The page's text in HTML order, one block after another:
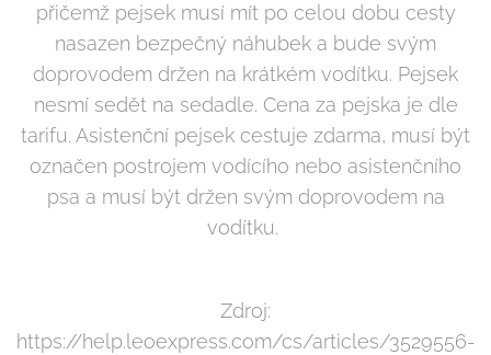
přičemž pejsek musí mít po celou dobu cesty
nasazen bezpečný náhubek a bude svým
doprovodem držen na krátkém vodítku. Pejsek
nesmí sedět na sedadle. Cena za pejska je dle
tarifu. Asistenční pejsek cestuje zdarma, musí být
označen postrojem vodícího nebo asistenčního
psa a musí být držen svým doprovodem na
vodítku.
Zdroj:
https://help.leoexpress.com/cs/articles/3529556-